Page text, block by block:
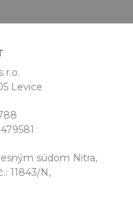
r.o.
Levice
súdom Nitra,
11843/N,